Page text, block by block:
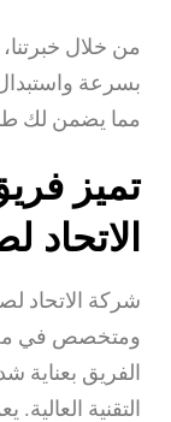
من خلال
بسرعة
مما يضمن لك
تميز
الاتحاد
شركة الاتحاد
ومتخصص في
الفريق بعناية
التقنية